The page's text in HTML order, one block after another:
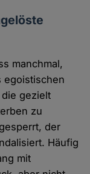
manchmal,
egoistischen
gezielt
zu
der
Häufig
mit